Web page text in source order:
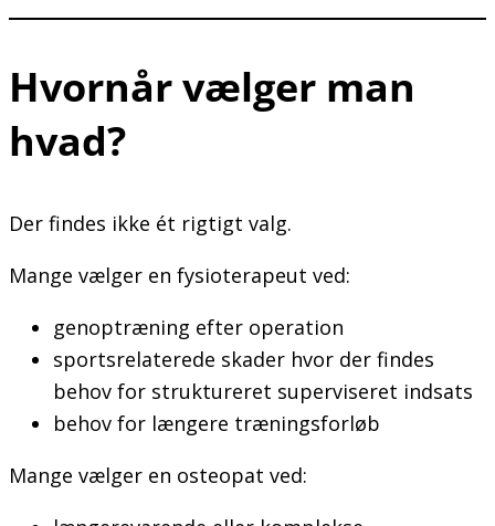
Hvornår vælger man
hvad?
Der findes ikke ét rigtigt valg.
Mange vælger en fysioterapeut ved:
genoptræning efter operation
sportsrelaterede skader hvor der findes
behov for struktureret superviseret indsats
behov for længere træningsforløb
Mange vælger en osteopat ved: